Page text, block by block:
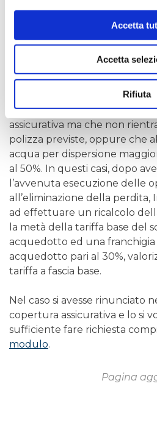
Accetta
Accetta
Rifiuta
compilando l’appositomodulo
In alternativa, si ricorda che il
riconoscimento di unatutela
ovvero, un abbuono
hanno rinunciato alla
coloro che hanno aderito al
assicurativa ma che non
polizza previste, oppure che
acqua per dispersione
al 50%. In questi casi, dopo
l’avvenuta esecuzione delle
all’eliminazione della perdita,
ad effettuare un ricalcolo
la metà della tariffa base del
acquedotto ed una franchigia
acquedotto pari al 30%,
tariffa a fascia base.
Nel caso si avesse rinunciato
copertura assicurativa e lo si
sufficiente fare richiesta
modulo.
Pagina